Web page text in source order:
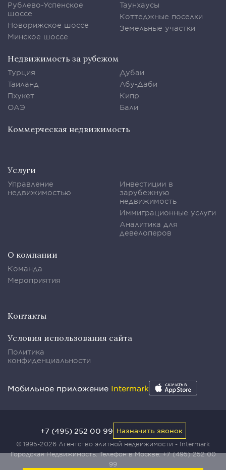
Рублево-Успенское
шоссе
Новорижское шоссе
Минское шоссе
Таунхаусы
Коттеджные поселки
Земельные участки
Недвижимость за рубежом
Турция
Таиланд
Пхукет
ОАЭ
Дубаи
Абу-Даби
Кипр
Бали
Коммерческая недвижимость
Услуги
Управление
недвижимостью
Инвестиции в
зарубежную
недвижимость
Иммиграционные услуги
Аналитика для
девелоперов
О компании
Команда
Мероприятия
Контакты
Условия использования сайта
Политика
конфиденциальности
Мобильное приложение Intermark
© 1995-2026 Агентство элитной недвижимости - Intermark
Городская Недвижимость. Телефон в Москве:+7 (495) 252 00
99
+7 (495) 252 00 99 Назначить звонок